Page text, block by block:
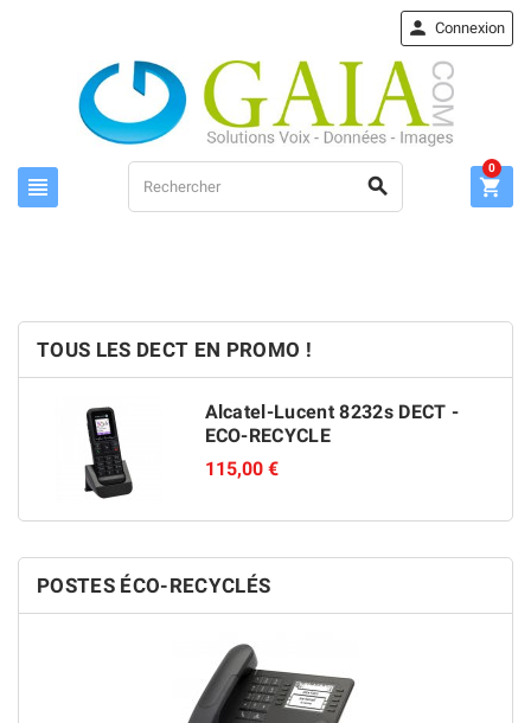
 
 Connexion

0
TOUS LES DECT EN PROMO !
Alcatel-Lucent 8232s DECT -
ECO-RECYCLE
115,00 €
POSTES ÉCO-RECYCLÉS